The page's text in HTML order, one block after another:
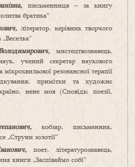
письменниця – за книгу
братика”
літератор, керівник творчого
мистецтвознавець,
учений секретар наукового
резонансної терапії
примітки та художнє
нене моя (Сповідь: поезії,
кобзар, письменник,
„Струни золотії”
поет, літературознавець,
книги „Заспіваймо собі”